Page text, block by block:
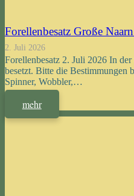
Forellenbesatz Große
2. Juli 2026
Forellenbesatz 2. Juli 2026 In
besetzt. Bitte die Bestimmungen
Spinner, Wobbler,…
mehr